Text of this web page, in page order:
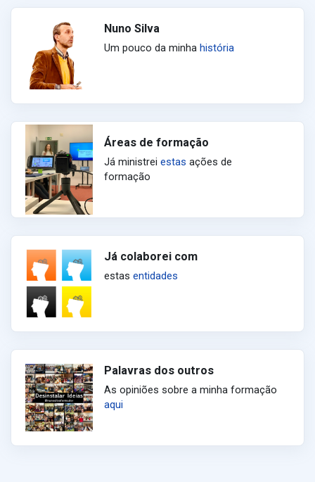
Nuno Silva
Um pouco da minha história
Áreas de formação
Já ministrei estas ações de
formação
Já colaborei com
estas entidades
Palavras dos outros
As opiniões sobre a minha formação
aqui